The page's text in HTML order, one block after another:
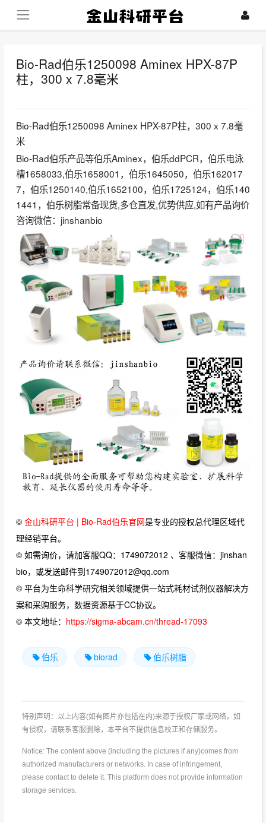
Bio-Rad伯乐1250098 Aminex HPX-87P
柱，300 x 7.8毫米
Bio-Rad伯乐1250098 Aminex HPX-87P柱，300 x 7.8毫
米
Bio-Rad伯乐产品等伯乐Aminex，伯乐ddPCR，伯乐电泳
槽1658033,伯乐1658001，伯乐1645050，伯乐162017
7，伯乐1250140,伯乐1652100，伯乐1725124，伯乐140
1441，伯乐树脂常备现货,多仓直发,优势供应,如有产品询价
咨询微信：jinshanbio
© 金山科研平台 | Bio-Rad伯乐官网是专业的授权总代理区域代
理经销平台。
© 如需询价，请加客服QQ：1749072012 、客服微信：jinshan
bio，或发送邮件到1749072012@qq.com
© 平台为生命科学研究相关领域提供一站式耗材试剂仪器解决方
案和采购服务，数据资源基于CC协议。
© 本文地址： https://sigma-abcam.cn/thread-17093
伯乐 biorad 伯乐树脂
特别声明：以上内容(如有图片亦包括在内)来源于授权厂家或网络，如
有侵权，请联系客服删除，本平台不提供信息校正和存储服务。
Notice: The content above (including the pictures if any)comes from
authorized manufacturers or networks. In case of infringement,
please contact to delete it. This platform does not provide information
storage services.